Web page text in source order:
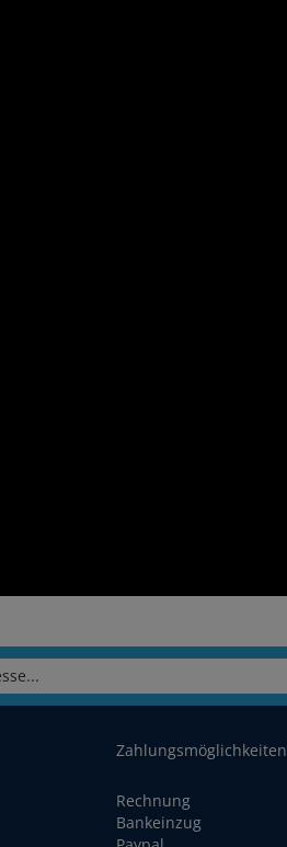
Zahlungsmöglichkeiten
Rechnung
Bankeinzug